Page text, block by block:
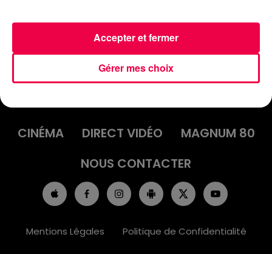
INFOS
EMISSIONS
CINÉMA
DIRECT VIDÉO
MAGNUM 80
NOUS CONTACTER
Mentions Légales Politique de Confidentialité
Gérer mes choix
Accepter et fermer